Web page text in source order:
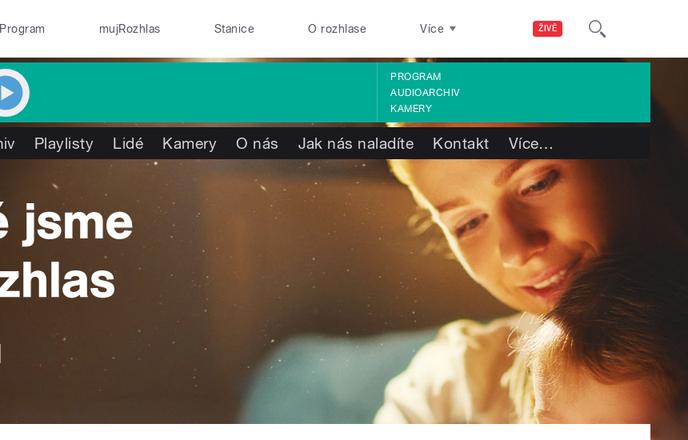
ŽIVĚ
Program mujRozhlas Stanice O rozhlase Více
PROGRAM
AUDIOARCHIV
KAMERY
Playlisty Lidé Kamery O nás Jak nás naladíte Kontakt Více…